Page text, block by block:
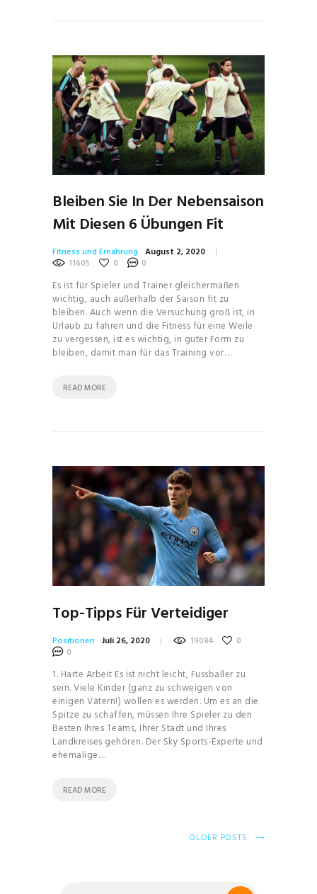
Bleiben Sie In Der Nebensaison
Mit Diesen 6 Übungen Fit
Fitness und Ernährung August 2, 2020
11605
0 0
Es ist für Spieler und Trainer gleichermaßen
wichtig, auch außerhalb der Saison fit zu
bleiben. Auch wenn die Versuchung groß ist, in
Urlaub zu fahren und die Fitness für eine Weile
zu vergessen, ist es wichtig, in guter Form zu
bleiben, damit man für das Training vor…
READ MORE
Top-Tipps Für Verteidiger
Positionen Juli 26, 2020 19084
0
0
1. Harte Arbeit Es ist nicht leicht, Fussballer zu
sein. Viele Kinder (ganz zu schweigen von
einigen Vätern!) wollen es werden. Um es an die
Spitze zu schaffen, müssen Ihre Spieler zu den
Besten Ihres Teams, Ihrer Stadt und Ihres
Landkreises gehören. Der Sky Sports-Experte und
ehemalige…
READ MORE
OLDER POSTS